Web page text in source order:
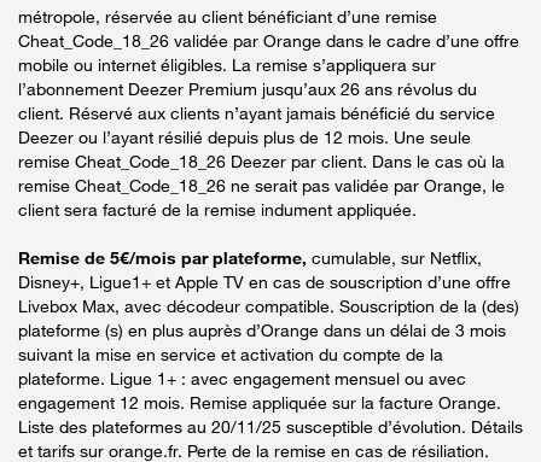
métropole, réservée au client bénéficiant d’une remise
Cheat_Code_18_26 validée par Orange dans le cadre d’une offre
mobile ou internet éligibles. La remise s’appliquera sur
l’abonnement Deezer Premium jusqu’aux 26 ans révolus du
client. Réservé aux clients n’ayant jamais bénéficié du service
Deezer ou l’ayant résilié depuis plus de 12 mois. Une seule
remise Cheat_Code_18_26 Deezer par client. Dans le cas où la
remise Cheat_Code_18_26 ne serait pas validée par Orange, le
client sera facturé de la remise indument appliquée.
Remise de 5€/mois par plateforme, cumulable, sur Netflix,
Disney+, Ligue1+ et Apple TV en cas de souscription d’une offre
Livebox Max, avec décodeur compatible. Souscription de la (des)
plateforme (s) en plus auprès d’Orange dans un délai de 3 mois
suivant la mise en service et activation du compte de la
plateforme. Ligue 1+ : avec engagement mensuel ou avec
engagement 12 mois. Remise appliquée sur la facture Orange.
Liste des plateformes au 20/11/25 susceptible d’évolution. Détails
et tarifs sur orange.fr. Perte de la remise en cas de résiliation.